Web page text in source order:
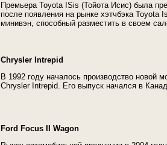
Премьера Toyota ISis (Тойота Исис) была
после появления на рынке хэтчбэка Toyota
минивэн, способный разместить в своем
Chrysler Intrepid
В 1992 году началось производство новой
Chrysler Intrepid. Его выпуск начался в
Ford Focus II Wagon